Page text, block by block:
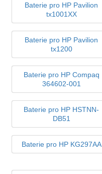
Baterie pro HP Pavilion
tx1001XX
Baterie pro HP Pavilion
tx1200
Baterie pro HP Compaq
364602-001
Baterie pro HP HSTNN-
DB51
Baterie pro HP KG297AA